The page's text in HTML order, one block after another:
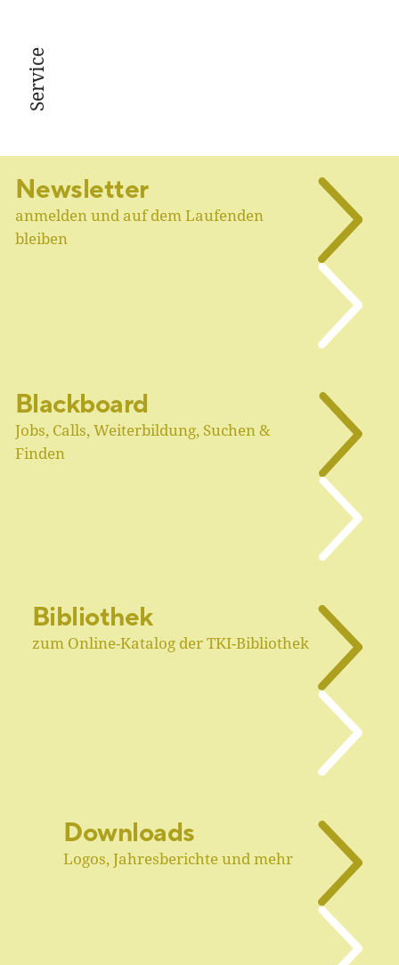
Service
Newsletter
anmelden und auf dem Laufenden
bleiben
Blackboard
Jobs, Calls, Weiterbildung, Suchen &
Finden
Bibliothek
zum Online-Katalog der TKI-Bibliothek
Downloads
Logos, Jahresberichte und mehr